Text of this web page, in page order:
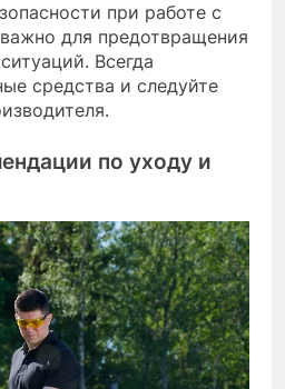
при работе с
для предотвращения
Всегда
средства и следуйте
по уходу и